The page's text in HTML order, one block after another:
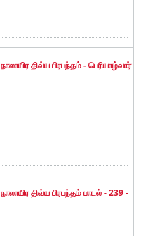
நாலாயிர திவ்ய பிரபந்தம் - பெரியாழ்வார்
நாலாயிர திவ்ய பிரபந்தம் பாடல் - 239 -